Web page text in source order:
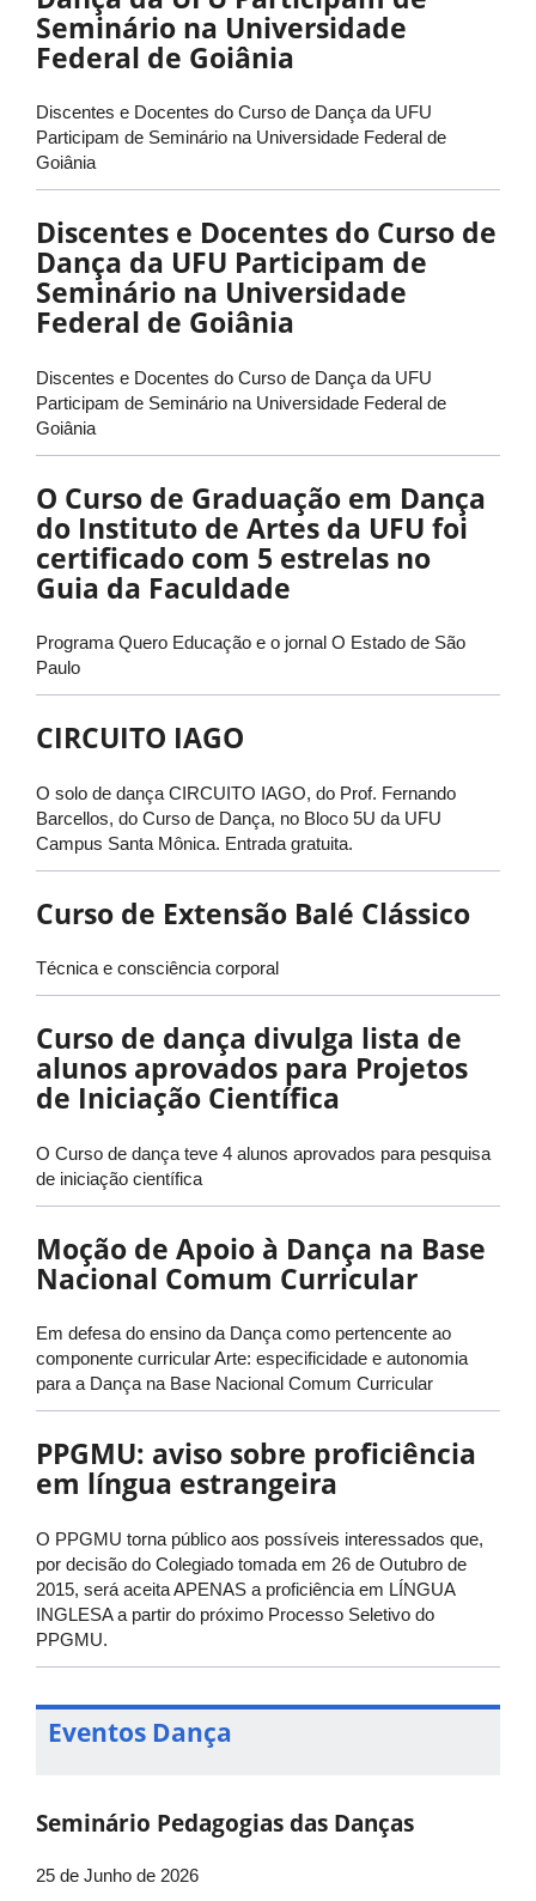
Seminário na Universidade
Federal de Goiânia
Discentes e Docentes do Curso de Dança da UFU
Participam de Seminário na Universidade Federal de
Goiânia
Discentes e Docentes do Curso de
Dança da UFU Participam de
Seminário na Universidade
Federal de Goiânia
Discentes e Docentes do Curso de Dança da UFU
Participam de Seminário na Universidade Federal de
Goiânia
O Curso de Graduação em Dança
do Instituto de Artes da UFU foi
certificado com 5 estrelas no
Guia da Faculdade
Programa Quero Educação e o jornal O Estado de São
Paulo
CIRCUITO IAGO
O solo de dança CIRCUITO IAGO, do Prof. Fernando
Barcellos, do Curso de Dança, no Bloco 5U da UFU
Campus Santa Mônica. Entrada gratuita.
Curso de Extensão Balé Clássico
Técnica e consciência corporal
Curso de dança divulga lista de
alunos aprovados para Projetos
de Iniciação Científica
O Curso de dança teve 4 alunos aprovados para pesquisa
de iniciação científica
Moção de Apoio à Dança na Base
Nacional Comum Curricular
Em defesa do ensino da Dança como pertencente ao
componente curricular Arte: especificidade e autonomia
para a Dança na Base Nacional Comum Curricular
PPGMU: aviso sobre proficiência
em língua estrangeira
O PPGMU torna público aos possíveis interessados que,
por decisão do Colegiado tomada em 26 de Outubro de
2015, será aceita APENAS a proficiência em LÍNGUA
INGLESA a partir do próximo Processo Seletivo do
PPGMU.
Eventos Dança
Seminário Pedagogias das Danças
25 de Junho de 2026